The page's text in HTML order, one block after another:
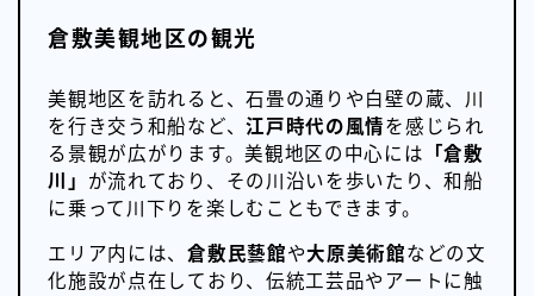
倉敷美観地区の観光
美観地区を訪れると、石畳の通りや白壁の蔵、川
を行き交う和船など、江戸時代の風情を感じられ
る景観が広がります。美観地区の中心には 「倉敷
川」 が流れており、その川沿いを歩いたり、和船
に乗って川下りを楽しむこともできます。
エリア内には、倉敷民藝館や大原美術館などの文
化施設が点在しており、伝統工芸品やアートに触